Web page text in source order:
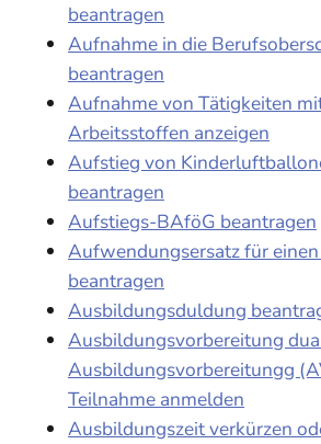
beantragen
Aufnahme in die
beantragen
Aufnahme von Tätigkeiten
Arbeitsstoffen anzeigen
Aufstieg von
beantragen
Aufstiegs-BAföG beantragen
Aufwendungsersatz für
beantragen
Ausbildungsduldung
Ausbildungsvorbereitung
Ausbildungsvorbereitungg
Teilnahme anmelden
Ausbildungszeit verkürzen